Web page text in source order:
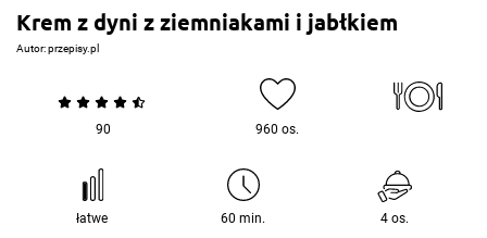
Krem z dyni z ziemniakami i jabłkiem
Autor:przepisy.pl
90 960 os.
łatwe 60 min. 4 os.